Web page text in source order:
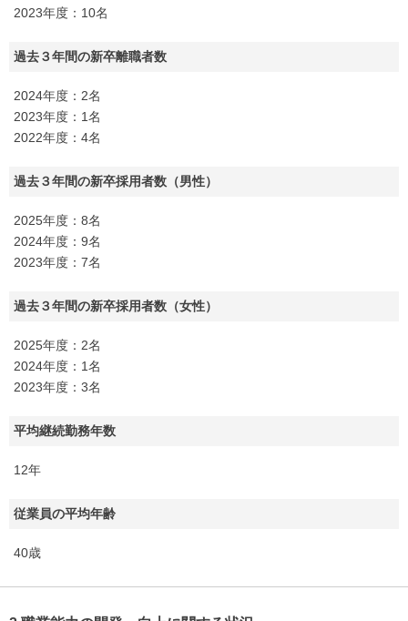
2023年度：10名
過去３年間の新卒離職者数
2024年度：2名
2023年度：1名
2022年度：4名
過去３年間の新卒採用者数（男性）
2025年度：8名
2024年度：9名
2023年度：7名
過去３年間の新卒採用者数（女性）
2025年度：2名
2024年度：1名
2023年度：3名
平均継続勤務年数
12年
従業員の平均年齢
40歳